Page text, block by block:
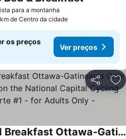
para a montanha
de Centro da cidade
os preços
Ver preços
Partilhar
Kokomo INN Bed and Breakfast Ottawa-Gatineau's Only Tropical Riverfront B&B on the National Capital Cycling Pathway Route Verte #1 - for Adults Only -